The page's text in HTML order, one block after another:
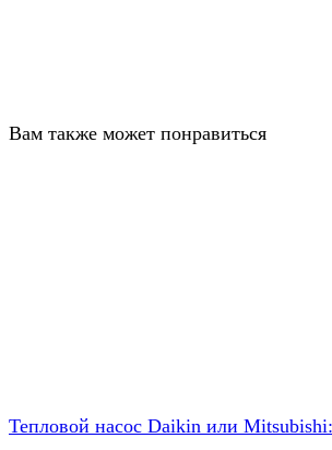
Вам также может понравиться
Тепловой насос Daikin или